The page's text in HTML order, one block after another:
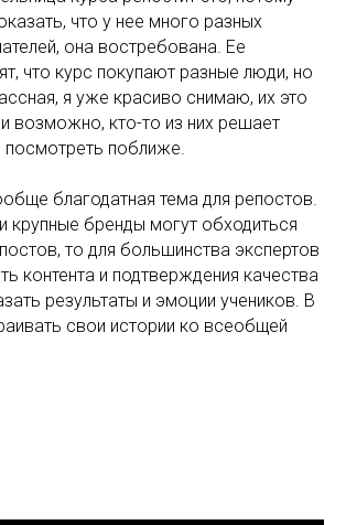
что у нее много разных
она востребована. Ее
что курс покупают разные люди, но
я уже красиво снимаю, их это
возможно, кто-то из них решает
посмотреть поближе.
благодатная тема для репостов.
крупные бренды могут обходиться
то для большинства экспертов
контента и подтверждения качества
результаты и эмоции учеников. В
свои истории ко всеобщей